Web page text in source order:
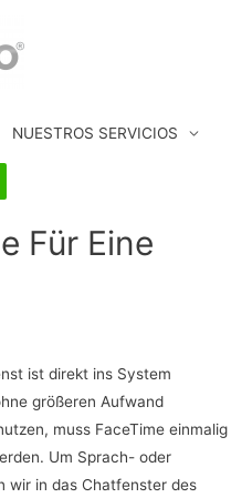
NUESTROS SERVICIOS
Für Eine
ist direkt ins System
größeren Aufwand
muss FaceTime einmalig
Um Sprach- oder
wir in das Chatfenster des